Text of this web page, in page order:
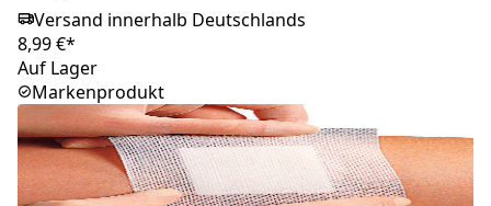
Versand innerhalb Deutschlands
8,99 €*
Auf Lager
Markenprodukt